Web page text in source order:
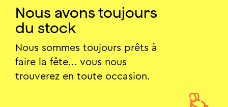
Nous avons toujours
du stock
Nous sommes toujours prêts à
faire la fête... vous nous
trouverez en toute occasion.